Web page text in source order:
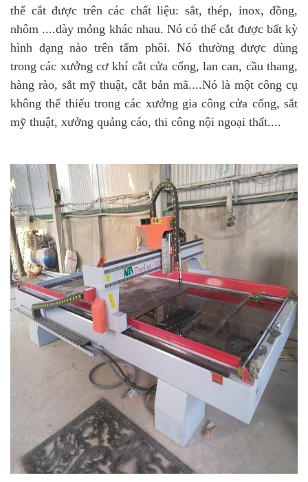
thể cắt được trên các chất liệu: sắt, thép, inox, đồng,
nhôm ....dày mỏng khác nhau. Nó có thể cắt được bất kỳ
hình dạng nào trên tấm phôi. Nó thường được dùng
trong các xưởng cơ khí cắt cửa cổng, lan can, cầu thang,
hàng rào, sắt mỹ thuật, cắt bản mã....Nó là một công cụ
không thể thiếu trong các xưởng gia công cửa cổng, sắt
mỹ thuật, xưởng quảng cáo, thi công nội ngoại thất....